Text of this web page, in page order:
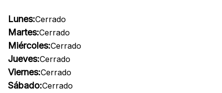
Lunes:Cerrado
Martes:Cerrado
Miércoles:Cerrado
Jueves:Cerrado
Viernes:Cerrado
Sábado:Cerrado